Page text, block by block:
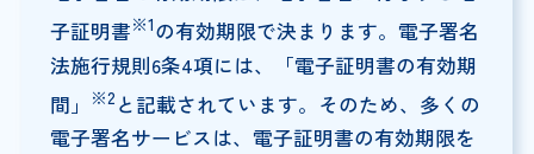
子証明書※1の有効期限で決まります。電子署名
法施行規則6条4項には、「電子証明書の有効期
間」
※2 と記載されています。そのため、多くの
電子署名サービスは、電子証明書の有効期限を